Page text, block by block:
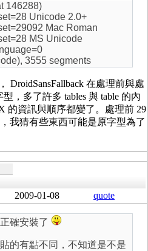
146288)
Unicode 2.0+
Mac Roman
MS Unicode
3555 segments
DroidSansFallback 在處理前與處
，多了許多 tables 與 table 的內
的資訊與順序都變了。處理前 29
我猜有些東西可能是原字型為了
2009-01-08 quote
確安裝了
的有點不同，不知道是不是